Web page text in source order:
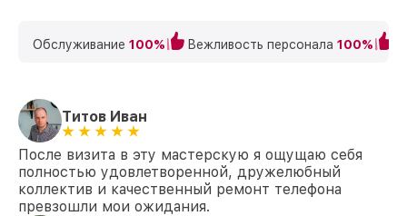
Обслуживание 100% Вежливость персонала 100%
Титов Иван
После визита в эту мастерскую я ощущаю себя
полностью удовлетворенной, дружелюбный
коллектив и качественный ремонт телефона
превзошли мои ожидания.